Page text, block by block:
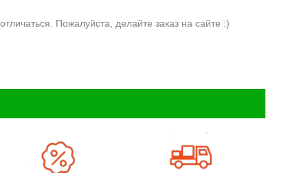
Пожалуйста, делайте заказ на сайте :)